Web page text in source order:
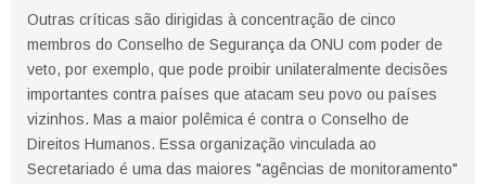
Outras críticas são dirigidas à concentração de cinco
membros do Conselho de Segurança da ONU com poder de
veto, por exemplo, que pode proibir unilateralmente decisões
importantes contra países que atacam seu povo ou países
vizinhos. Mas a maior polêmica é contra o Conselho de
Direitos Humanos. Essa organização vinculada ao
Secretariado é uma das maiores "agências de monitoramento"